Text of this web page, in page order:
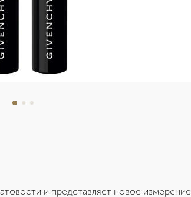
и представляет новое измерение